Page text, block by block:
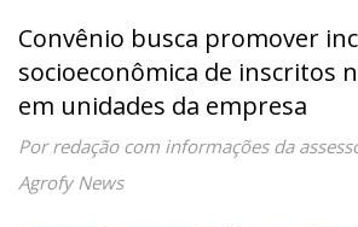
Convênio busca promover
socioeconômica de inscritos
em unidades da empresa
Por redação com informações da
Agrofy News